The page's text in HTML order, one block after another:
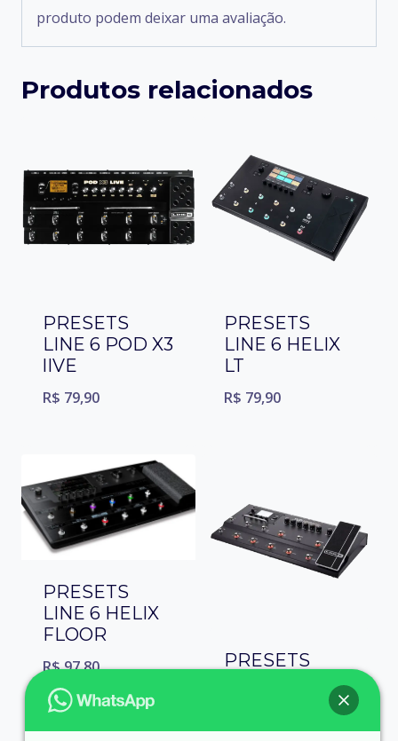
produto podem deixar uma avaliação.
Produtos relacionados
PRESETS
LINE 6 POD X3
lIVE
R$ 79,90
PRESETS
LINE 6 HELIX
LT
R$ 79,90
PRESETS
LINE 6 HELIX
FLOOR
R$97,80
PRESETS
R$79,90